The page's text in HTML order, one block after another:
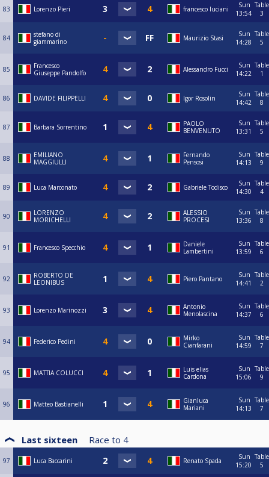
83 Lorenzo Pieri francesco luciani
Sun
13:54
Table
3
84
stefano di
giammarino
Maurizio Stasi
Sun
14:28
Table
5
85
Francesco
Giuseppe Pandolfo
Alessandro Fucci
Sun
14:22
Table
1
86 DAVIDE FILIPPELLI Igor Rosolin
Sun
14:42
Table
8
87 Barbara Sorrentino
PAOLO
BENVENUTO
Sun
13:31
Table
5
88
EMILIANO
MAGGIULLI
Fernando
Pensosi
Sun
14:13
Table
9
89 Luca Marconato Gabriele Todisco
Sun
14:30
Table
4
90
LORENZO
MORICHELLI
ALESSIO
PROCESI
Sun
13:36
Table
8
91 Francesco Specchio
Daniele
Lambertini
Sun
13:59
Table
6
92
ROBERTO DE
LEONIBUS
Piero Pantano
Sun
14:41
Table
2
93 Lorenzo Marinozzi
Antonio
Menolascina
Sun
14:37
Table
6
94 Federico Pedini
Mirko
Cianfarani
Sun
14:59
Table
7
95 MATTIA COLUCCI
Luis elias
Cardona
Sun
15:06
Table
9
96 Matteo Bastianelli
Gianluca
Mariani
Sun
14:13
Table
7
Last sixteen Race to 4
97 Luca Baccarini Renato Spada
Sun
15:20
Table
5